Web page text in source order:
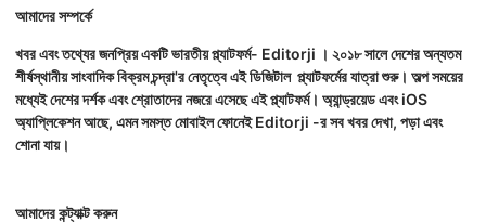
আমাদের সম্পর্কে
খবর এবং তথ্যের জনপ্রিয় একটি ভারতীয় প্ল্যাটফর্ম- Editorji । ২০১৮ সালে দেশের অন্যতম
শীর্ষস্থানীয় সাংবাদিক বিক্রম চন্দ্রা'র নেতৃত্বে এই ডিজিটাল প্ল্যাটফর্মের যাত্রা শুরু। অল্প সময়ের
মধ্যেই দেশের দর্শক এবং শ্রোতাদের নজরে এসেছে এই প্ল্যাটফর্ম। অ্যান্ড্রয়েড এবং iOS
অ্যাপ্লিকেশন আছে, এমন সমস্ত মোবাইল ফোনেই Editorji -র সব খবর দেখা, পড়া এবং
শোনা যায়।
আমাদের কন্ট্যাক্ট করুন